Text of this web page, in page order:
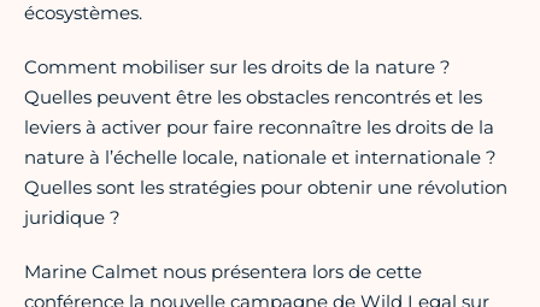
écosystèmes.
Comment mobiliser sur les droits de la nature ?
Quelles peuvent être les obstacles rencontrés et les
leviers à activer pour faire reconnaître les droits de la
nature à l’échelle locale, nationale et internationale ?
Quelles sont les stratégies pour obtenir une révolution
juridique ?
Marine Calmet nous présentera lors de cette
conférence la nouvelle campagne de Wild Legal sur